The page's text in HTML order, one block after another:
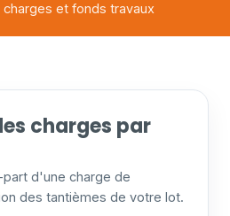
et fonds travaux
charges par
d'une charge de
des tantièmes de votre lot.